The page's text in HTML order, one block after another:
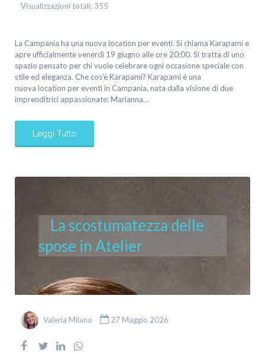
Visualizzazioni totali: 355
La Campania ha una nuova location per eventi. Si chiama Karapami e
apre ufficialmente venerdì 19 giugno alle ore 20:00. Si tratta di uno
spazio pensato per chi vuole celebrare ogni occasione speciale con
stile ed eleganza. Che cos’è Karapami? Karapami è una
nuova location per eventi in Campania, nata dalla visione di due
imprenditrici appassionate: Marianna…
Leggi Tutto
La scostumatezza delle
spose in Atelier
Valeria Milano 27 Maggio 2026